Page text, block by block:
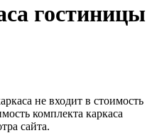
гостиницы
не входит в стоимость
комплекта каркаса
сайта.